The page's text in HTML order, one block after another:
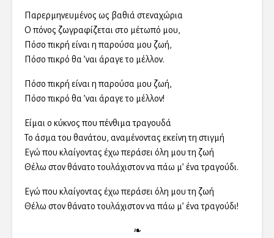
Παρερμηνευμένος ως βαθιά στεναχώρια
Ο πόνος ζωγραφίζεται στο μέτωπό μου,
Πόσο πικρή είναι η παρούσα μου ζωή,
Πόσο πικρό θα ʼναι άραγε το μέλλον.
Πόσο πικρή είναι η παρούσα μου ζωή,
Πόσο πικρό θα ʼναι άραγε το μέλλον!
Είμαι ο κύκνος που πένθιμα τραγουδά
Το άσμα του θανάτου, αναμένοντας εκείνη τη στιγμή
Εγώ που κλαίγοντας έχω περάσει όλη μου τη ζωή
Θέλω στον θάνατο τουλάχιστον να πάω μ’ ένα τραγούδι.
Εγώ που κλαίγοντας έχω περάσει όλη μου τη ζωή
Θέλω στον θάνατο τουλάχιστον να πάω μ’ ένα τραγούδι!
❧